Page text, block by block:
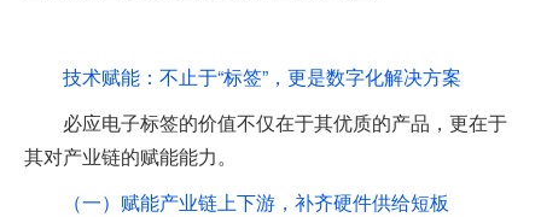
技术赋能：不止于“标签”，更是数字化解决方案
必应电子标签的价值不仅在于其优质的产品，更在于
其对产业链的赋能能力。
（一）赋能产业链上下游，补齐硬件供给短板